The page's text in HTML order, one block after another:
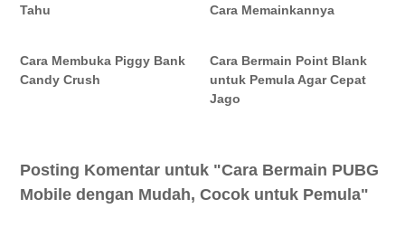
Tahu
Cara Memainkannya
Cara Membuka Piggy Bank
Candy Crush
Cara Bermain Point Blank
untuk Pemula Agar Cepat
Jago
Posting Komentar untuk "Cara Bermain PUBG
Mobile dengan Mudah, Cocok untuk Pemula"